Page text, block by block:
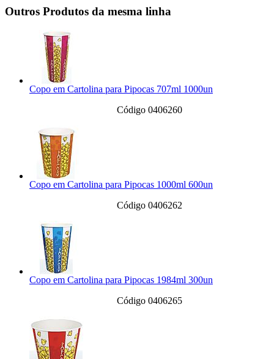
Outros Produtos da mesma linha
Copo em Cartolina para Pipocas 707ml 1000un
Código 0406260
Copo em Cartolina para Pipocas 1000ml 600un
Código 0406262
Copo em Cartolina para Pipocas 1984ml 300un
Código 0406265